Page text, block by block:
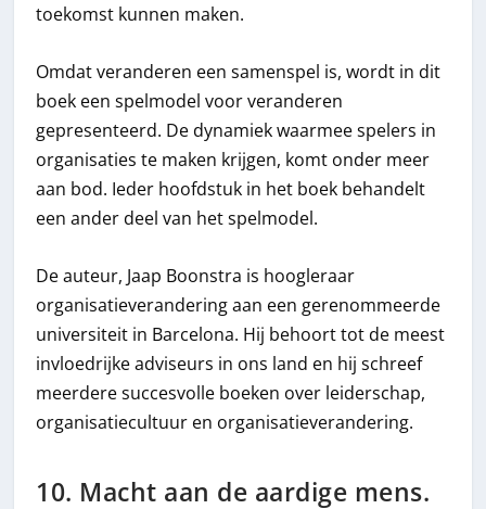
toekomst kunnen maken.
Omdat veranderen een samenspel is, wordt in dit
boek een spelmodel voor veranderen
gepresenteerd. De dynamiek waarmee spelers in
organisaties te maken krijgen, komt onder meer
aan bod. Ieder hoofdstuk in het boek behandelt
een ander deel van het spelmodel.
De auteur, Jaap Boonstra is hoogleraar
organisatieverandering aan een gerenommeerde
universiteit in Barcelona. Hij behoort tot de meest
invloedrijke adviseurs in ons land en hij schreef
meerdere succesvolle boeken over leiderschap,
organisatiecultuur en organisatieverandering.
10. Macht aan de aardige mens.